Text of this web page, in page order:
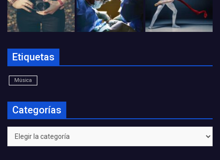
Etiquetas
Música
Categorías
Categorías